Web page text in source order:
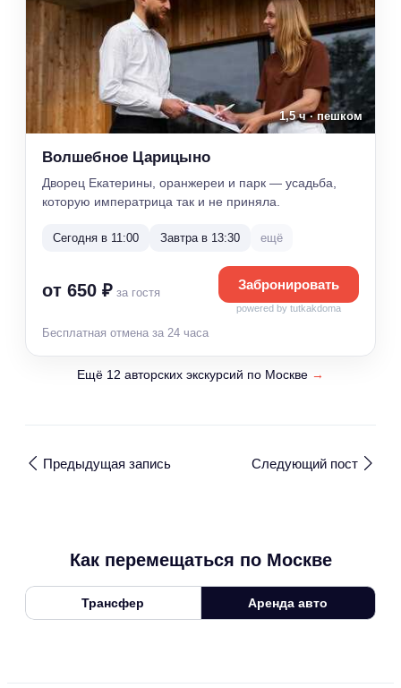
1,5 ч · пешком
Волшебное Царицыно
Дворец Екатерины, оранжереи и парк — усадьба,
которую императрица так и не приняла.
Сегодня в 11:00 Завтра в 13:30 ещё
от 650 ₽ за гостя
Забронировать
powered by tutkakdoma
Бесплатная отмена за 24 часа
Ещё 12 авторских экскурсий по Москве →
Предыдущая запись Следующий пост
Как перемещаться по Москве
Трансфер Аренда авто